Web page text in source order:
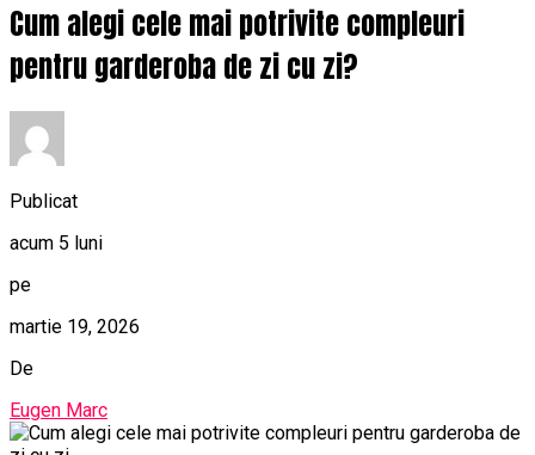
Cum alegi cele mai potrivite compleuri
pentru garderoba de zi cu zi?
Publicat
acum 5 luni
pe
martie 19, 2026
De
Eugen Marc